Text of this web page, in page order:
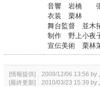
音響 岩橋
衣装 栗林
舞台監督 並木
制作 野上小夜
宣伝美術 栗林
[情報提供] 2009/12/06 13:56 by
[最終更新] 2010/03/23 15:39 by